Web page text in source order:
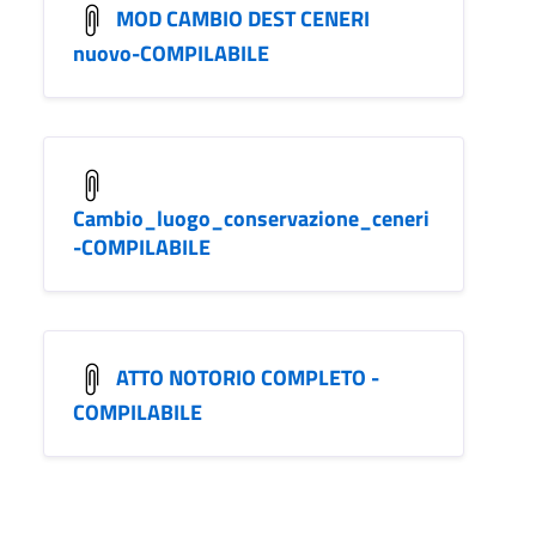
MOD CAMBIO DEST CENERI
nuovo-COMPILABILE
Cambio_luogo_conservazione_ceneri
-COMPILABILE
ATTO NOTORIO COMPLETO -
COMPILABILE